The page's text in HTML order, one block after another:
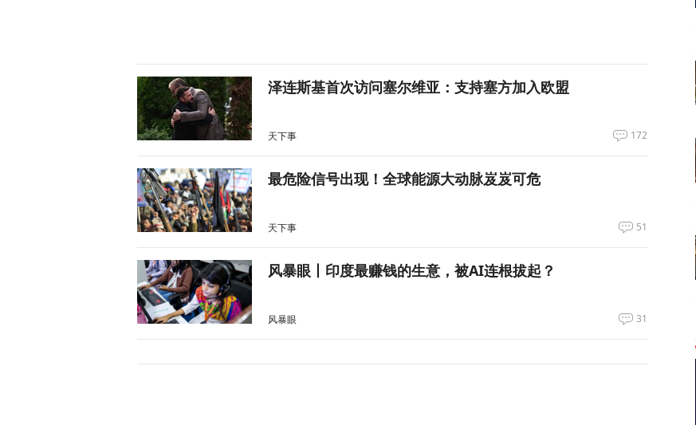
泽连斯基首次访问塞尔维亚：支持塞方加入欧盟
天下事 172
最危险信号出现！全球能源大动脉岌岌可危
天下事 51
风暴眼丨印度最赚钱的生意，被AI连根拔起？
风暴眼 31